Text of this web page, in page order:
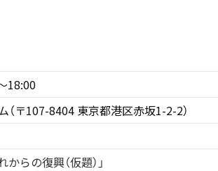
18:00
〒107-8404 東京都港区赤坂1-2-2）
らの復興（仮題）」